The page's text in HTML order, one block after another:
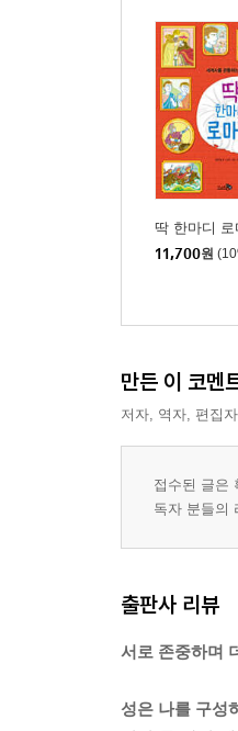
딱 한마디 로
11,700원
만든 이 코멘
저자, 역자, 편집
접수된 글은
독자 분들의
출판사 리뷰
서로 존중하며
성은 나를 구성